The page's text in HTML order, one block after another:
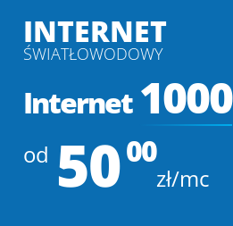
INTERNET
ŚWIATŁOWODOWY
Internet 1000
od 5000
zł/mc